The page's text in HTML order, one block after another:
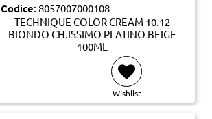
Codice: 8057007000108
TECHNIQUE COLOR CREAM 10.12
BIONDO CH.ISSIMO PLATINO BEIGE
100ML
Wishlist